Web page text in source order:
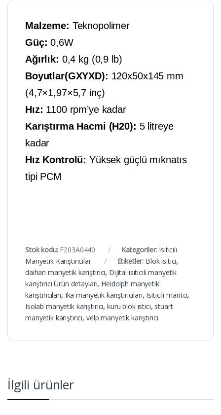
Malzeme: Teknopolimer
Güç: 0,6W
Ağırlık: 0,4 kg (0,9 lb)
Boyutlar(GXYXD): 120x50x145 mm
(4,7×1,97×5,7 inç)
Hız: 1100 rpm’ye kadar
Karıştırma Hacmi (H20): 5 litreye
kadar
Hız Kontrolü: Yüksek güçlü mıknatıs
tipi PCM
Stok kodu: F203A0440 Kategoriler: Isıtıcılı
Manyetik Karıştırıcılar
Etiketler: Blok ısıtıcı,
daihan manyetik karıştırıcı, Dijital ısıtıcılı manyetik
karıştırıcı Ürün detayları, Heidolph manyetik
karıştırıcıları, Ika manyetik karıştırıcıları, Isıtıcılı manto,
Isolab manyetik karıştırıcı, kuru blok ıstıcı, stuart
manyetik karıştırıcı, velp manyetik karıştırıcı
İlgili ürünler